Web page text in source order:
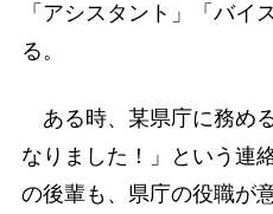
「アシスタント」「バイ
る。
ある時、某県庁に務め
なりました！」という連
の後輩も、県庁の役職が